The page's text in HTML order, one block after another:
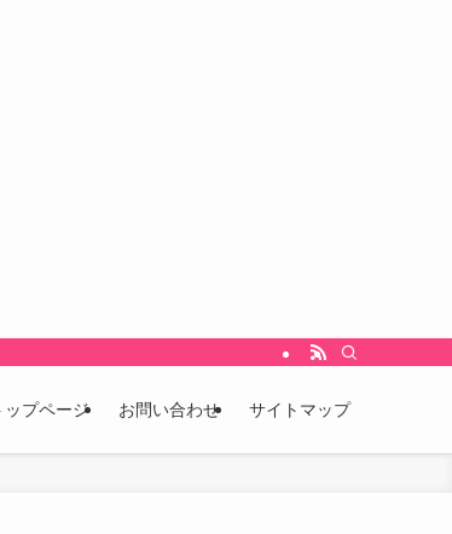
し、未来を先取りするための情報発信ブログです。 こんな
ップページ お問い合わせ サイトマップ